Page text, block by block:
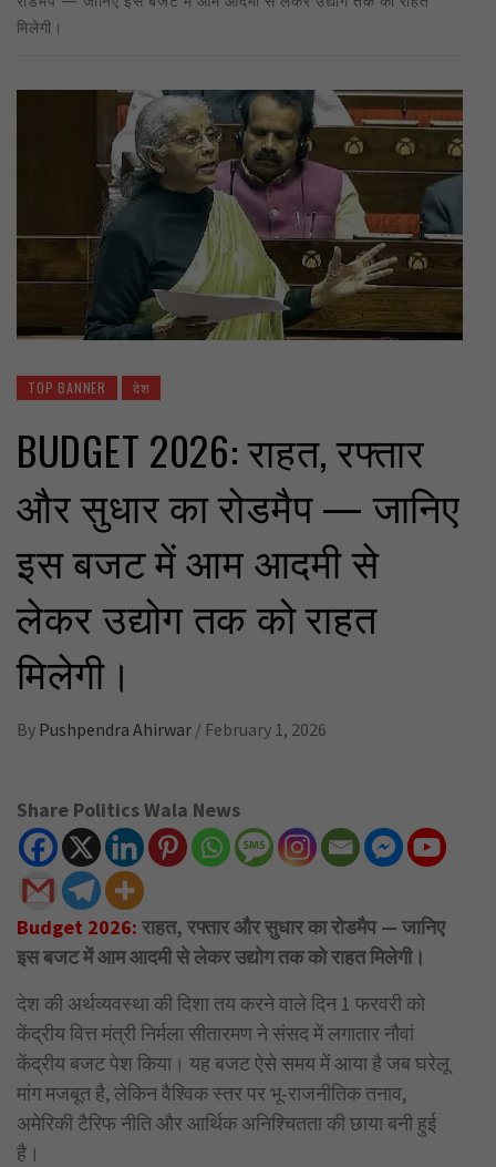
मिलेगी।
TOP BANNER देश
BUDGET 2026: राहत, रफ्तार
और सुधार का रोडमैप — जानिए
इस बजट में आम आदमी से
लेकर उद्योग तक को राहत
मिलेगी।
By Pushpendra Ahirwar / February 1, 2026
Share Politics Wala News
Budget 2026: राहत, रफ्तार और सुधार का रोडमैप — जानिए
इस बजट में आम आदमी से लेकर उद्योग तक को राहत मिलेगी।
देश की अर्थव्यवस्था की दिशा तय करने वाले दिन 1 फरवरी को
केंद्रीय वित्त मंत्री निर्मला सीतारमण ने संसद में लगातार नौवां
केंद्रीय बजट पेश किया। यह बजट ऐसे समय में आया है जब घरेलू
मांग मजबूत है, लेकिन वैश्विक स्तर पर भू-राजनीतिक तनाव,
अमेरिकी टैरिफ नीति और आर्थिक अनिश्चितता की छाया बनी हुई
है।